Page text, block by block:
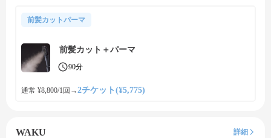
前髪カットパーマ
前髪カット＋パーマ
90分
通常 ¥8,800/1回 →2チケット(¥5,775)
WAKU
詳細